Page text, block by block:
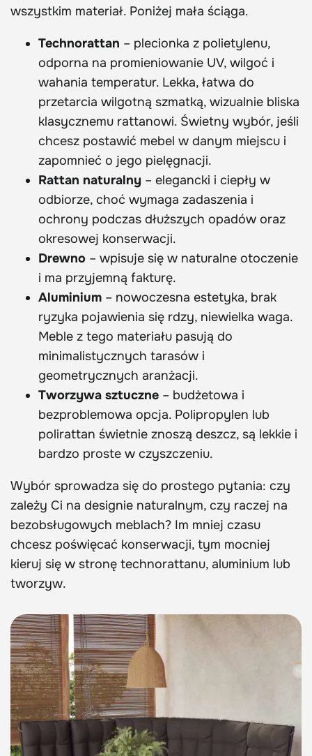
wszystkim materiał. Poniżej mała ściąga.
Technorattan – plecionka z polietylenu,
odporna na promieniowanie UV, wilgoć i
wahania temperatur. Lekka, łatwa do
przetarcia wilgotną szmatką, wizualnie bliska
klasycznemu rattanowi. Świetny wybór, jeśli
chcesz postawić mebel w danym miejscu i
zapomnieć o jego pielęgnacji.
Rattan naturalny – elegancki i ciepły w
odbiorze, choć wymaga zadaszenia i
ochrony podczas dłuższych opadów oraz
okresowej konserwacji.
Drewno – wpisuje się w naturalne otoczenie
i ma przyjemną fakturę.
Aluminium – nowoczesna estetyka, brak
ryzyka pojawienia się rdzy, niewielka waga.
Meble z tego materiału pasują do
minimalistycznych tarasów i
geometrycznych aranżacji.
Tworzywa sztuczne – budżetowa i
bezproblemowa opcja. Polipropylen lub
polirattan świetnie znoszą deszcz, są lekkie i
bardzo proste w czyszczeniu.
Wybór sprowadza się do prostego pytania: czy
zależy Ci na designie naturalnym, czy raczej na
bezobsługowych meblach? Im mniej czasu
chcesz poświęcać konserwacji, tym mocniej
kieruj się w stronę technorattanu, aluminium lub
tworzyw.